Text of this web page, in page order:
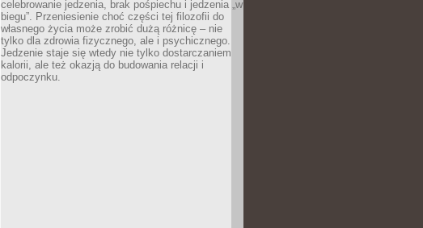
celebrowanie jedzenia, brak pośpiechu i jedzenia „w
biegu”. Przeniesienie choć części tej filozofii do
własnego życia może zrobić dużą różnicę – nie
tylko dla zdrowia fizycznego, ale i psychicznego.
Jedzenie staje się wtedy nie tylko dostarczaniem
kalorii, ale też okazją do budowania relacji i
odpoczynku.